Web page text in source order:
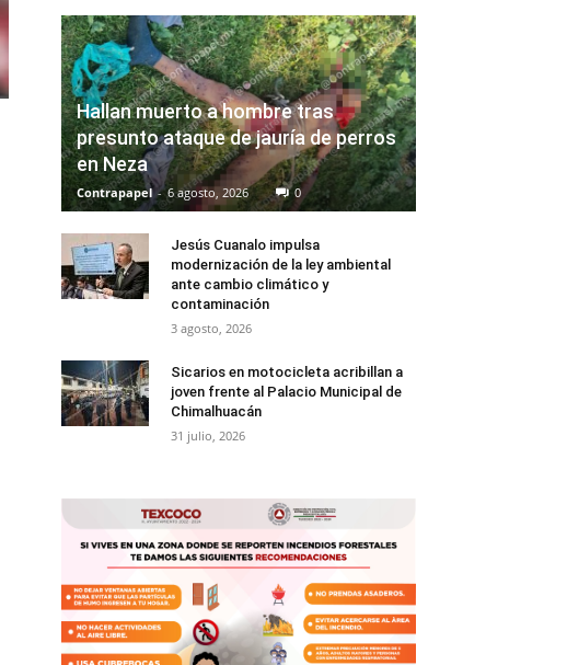
Hallan muerto a hombre tras
presunto ataque de jauría de perros
en Neza
Contrapapel - 6 agosto, 2026 0
Jesús Cuanalo impulsa
modernización de la ley ambiental
ante cambio climático y
contaminación
3 agosto, 2026
Sicarios en motocicleta acribillan a
joven frente al Palacio Municipal de
Chimalhuacán
31 julio, 2026